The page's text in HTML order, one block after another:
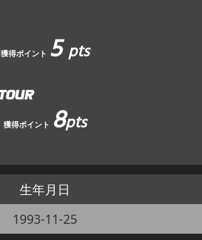
獲得ポイント 5pts
獲得ポイント 8pts
生年月日
1993-11-25